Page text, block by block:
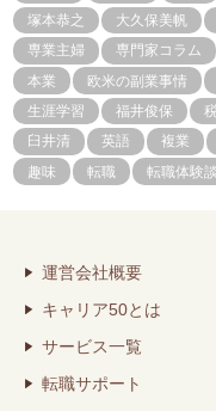
塚本恭之
大久保美帆
専業主婦
専門家コラム
本業
欧米の副業事情
生涯学習
福井俊保
臼井清
英語 複業
趣味
転職 転職体験談
運営会社概要
キャリア50とは
サービス一覧
転職サポート